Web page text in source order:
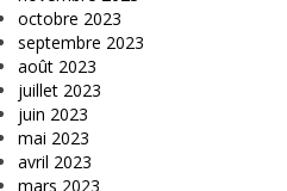
octobre 2023
septembre 2023
août 2023
juillet 2023
juin 2023
mai 2023
avril 2023
mars 2023